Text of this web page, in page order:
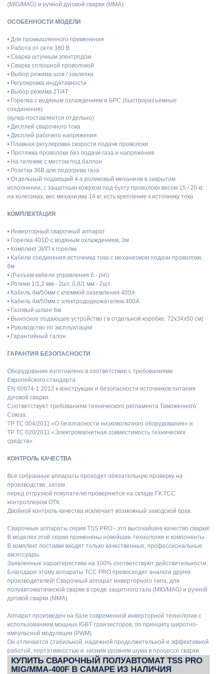
(MIG/MAG) и ручной дуговой сварки (ММА).
ОСОБЕННОСТИ МОДЕЛИ
• Для промышленного применения
• Работа от сети 380 В
• Сварка штучным электродом
• Сварка сплошной проволокой
• Выбор режима шов / заклепка
• Регулировка индуктивности
• Выбор режима 2Т/4Т
• Горелка с водяным охлаждением и БРС (быстроразъемные
соединения)
(кулер поставляется отдельно)
• Дисплей сварочного тока
• Дисплей рабочего напряжения
• Плавная регулировка скорости подачи проволоки
• Протяжка проволоки без подачи газа и напряжения
• На тележке с местом под баллон
• Розетка 36В для подогрева газа
• Отдельный подающий 4-х роликовый механизм в закрытом
исполнении, с защитным кожухом под бухту проволоки весом 15 / 20 кг,
на колесиках, вес механизма 14 кг, есть крепление к источнику тока
КОМПЛЕКТАЦИЯ
• Инверторный сварочный аппарат
• Горелка 401D с водяным охлаждением, 3м
• Комплект ЗИП к горелке
• Кабели соединения источника тока с механизмом подачи проволоки,
6м
• (Разъем кабеля управления 6 - pin)
• Ролики 1/1,2 мм - 2шт, 0,8/1 мм - 2шт.
• Кабель 4м/50мм с клеммой заземления 400А
• Кабель 4м/50мм с электрододержателем 400А
• Газовый шланг 6м
• Выносное подающее устройство ( в отдельной коробке, 72х34х50 см)
• Руководство по эксплуатации
• Гарантийный талон
ГАРАНТИЯ БЕЗОПАСНОСТИ
Оборудование изготовлено в соответствии с требованиями
Европейского стандарта
EN 60974-1:2012 к конструкции и безопасности источников питания
дуговой сварки.
Соответствует требованиям технического регламента Таможенного
Союза
ТР ТС 004/2011 «О безопасности низковольтного оборудования» и
ТР ТС 020/2011 «Электромагнитная совместимость технических
средств».
КОНТРОЛЬ КАЧЕСТВА
Все собранные аппараты проходят обязательную проверку на
производстве, затем
перед отгрузкой покупателю проверяются на складе ГК ТСС
контроллером ОТК.
Двойной контроль качества исключает возможный заводской брак.
Сварочные аппараты серии TSS PRO - это высочайшее качество сварки!
В моделях этой серии применены новейшие технологии и компоненты.
В комплект поставки входят только качественные, профессиональные
аксессуары.
Заявленные характеристики на 100% соответствуют действительности.
Благодаря этому аппараты ТСС PRO превосходят аналоги других
производителей! Сварочный аппарат инверторного типа, для
полуавтоматической сварки в среде защитного газа (MIG/MAG) и ручной
дуговой сварки (ММА).
Аппарат произведен на базе современной инверторной технологии c
использованием мощных IGBT транзисторов, по принципу широтно-
импульсной модуляции (PWM).
Он отличается стабильной, надежной продолжительной и эффективной
работой, портативностью и низким уровнем шума в процессе сварки.
КУПИТЬ СВАРОЧНЫЙ ПОЛУАВТОМАТ TSS PRO
MIG/MMA-400F В САМАРЕ ИЗ НАЛИЧИЯ